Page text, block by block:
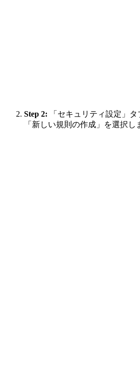
Step 2: 「セキュリティ設定」
「新しい規則の作成」を選択し